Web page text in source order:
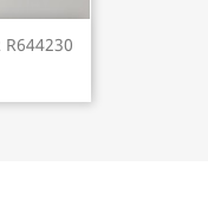
R644230